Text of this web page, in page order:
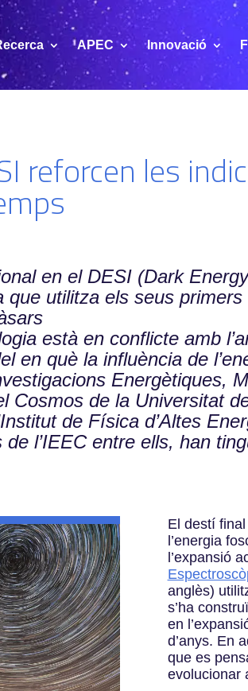
APEC Innovació
reforcen les
en el DESI (Dark
que utilitza els seus
està en conflicte amb
en què la influència de
Energètiques,
Cosmos de la Universitat
de Física d’Altes
l’IEEC entre ells, han
El destí
l’energia
l’expansió
anglès)
s’ha
en
d’anys. En
que es
evolucionar